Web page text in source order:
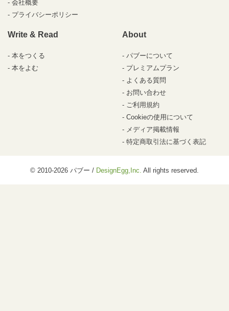
会社概要
プライバシーポリシー
Write & Read
本をつくる
本をよむ
About
パブーについて
プレミアムプラン
よくある質問
お問い合わせ
ご利用規約
Cookieの使用について
メディア掲載情報
特定商取引法に基づく表記
© 2010-2026 パブー / DesignEgg,Inc. All rights reserved.